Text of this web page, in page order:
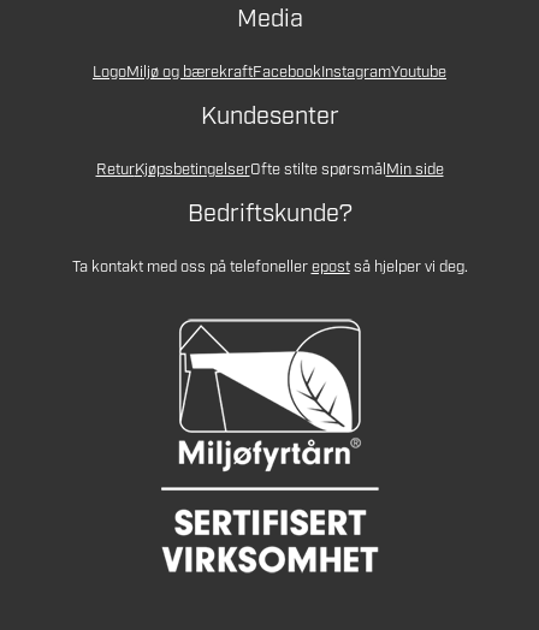
Media
LogoMiljø og bærekraftFacebookInstagramYoutube
Kundesenter
ReturKjøpsbetingelserOfte stilte spørsmålMin side
Bedriftskunde?
Ta kontakt med oss på telefonellerepostså hjelper vi deg.